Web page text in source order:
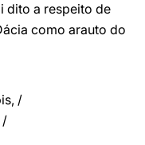
dito a respeito de
como arauto do
/
/